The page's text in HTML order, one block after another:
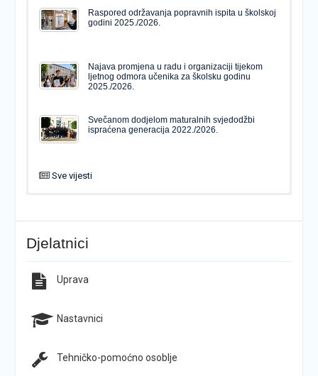
Raspored održavanja popravnih ispita u školskoj
godini 2025./2026.
Najava promjena u radu i organizaciji tijekom
ljetnog odmora učenika za školsku godinu
2025./2026.
Svečanom dodjelom maturalnih svjedodžbi
ispraćena generacija 2022./2026.
Sve vijesti
Popis udžbenika za školsku godinu 2026./2027.
godini 2025./2026.
Najava promjena u radu i organizaciji tijekom
Natječaj za upis u 1. razred Katoličke gimnazije s
pravom javnosti
Završna konferencija ŠPD-a “Pegaz”
Djelatnici
Uprava
Nastavnici
Tehničko-pomoćno osoblje